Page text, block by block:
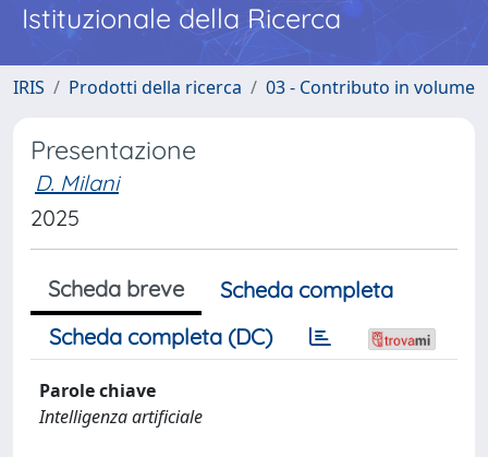
Istituzionale della Ricerca
IRIS Prodotti della ricerca 03 - Contributo in volume
Presentazione
D. Milani
2025
Scheda breve
Scheda completa
Scheda completa (DC)
Parole chiave
Intelligenza artificiale